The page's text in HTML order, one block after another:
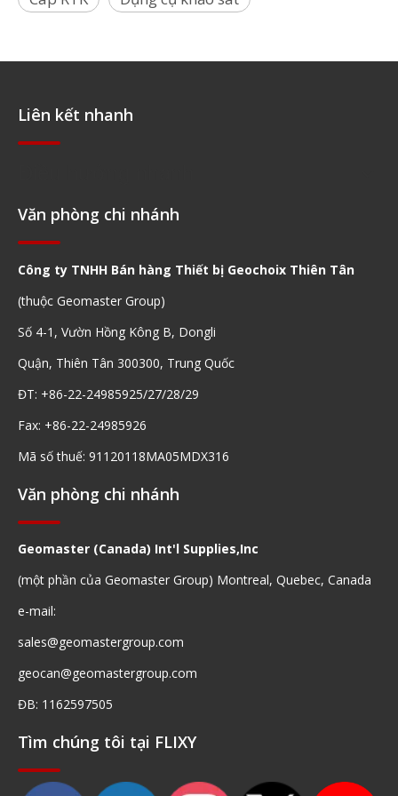
Liên kết nhanh
Văn phòng chi nhánh
Công ty TNHH Bán hàng Thiết bị Geochoix Thiên Tân
(thuộc Geomaster Group)
Số 4-1, Vườn Hồng Kông B, Dongli
Quận, Thiên Tân 300300, Trung Quốc
ĐT: +86-22-24985925/27/28/29
Fax: +86-22-24985926
Mã số thuế: 91120118MA05MDX316
Văn phòng chi nhánh
Geomaster (Canada) Int'l Supplies,Inc
(một phần của Geomaster Group) Montreal, Quebec, Canada
e-mail:
sales@geomastergroup.com
geocan@geomastergroup.com
ĐB: 1162597505
Tìm chúng tôi tại FLIXY